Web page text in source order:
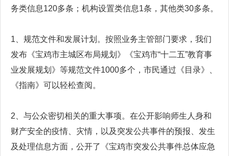
务类信息120多条；机构设置类信息1条，其他类30多条。
1、规范文件和发展计划。按照业务主管部门要求，我们
发布《宝鸡市主城区布局规划》《宝鸡市“十二五”教育事
业发展规划》等规范文件1000多个，市民通过《目录》、
《指南》可以轻松查阅。
2、与公众密切相关的重大事项。在公开影响师生人身和
财产安全的疫情、灾情，以及突发公共事件的预报、发生
及处理信息方面，公开了《宝鸡市突发公共事件总体应急